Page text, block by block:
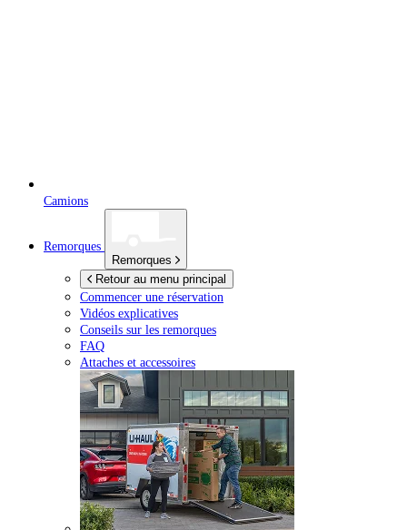
Camions
Remorques
Remorques
Retour au menu principal
Commencer une réservation
Vidéos explicatives
Conseils sur les remorques
FAQ
Attaches et accessoires